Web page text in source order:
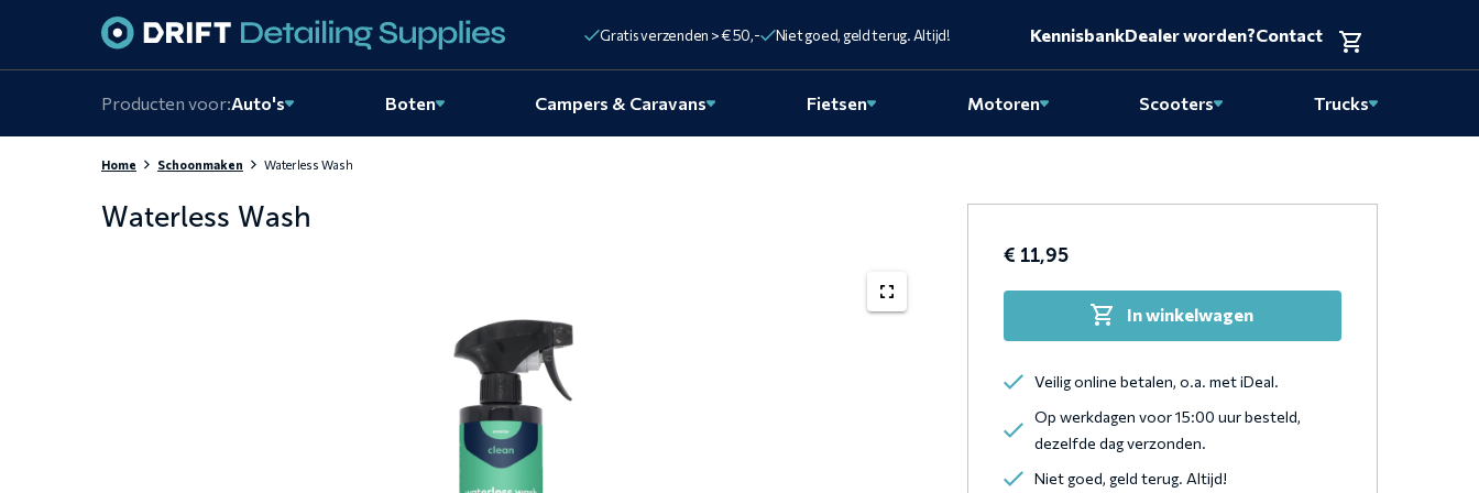
Gratis verzenden > € 50,- Niet goed, geld terug. Altijd! KennisbankDealer worden?Contact
Producten voor:Auto's Boten Campers & Caravans Fietsen Motoren Scooters Trucks
Home Schoonmaken Waterless Wash
Waterless Wash
€ 11,95
In winkelwagen
Veilig online betalen, o.a. met iDeal.
Op werkdagen voor 15:00 uur besteld,
dezelfde dag verzonden.
Niet goed, geld terug. Altijd!